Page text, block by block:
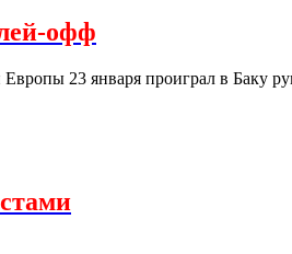
офф
23 января проиграл в Баку